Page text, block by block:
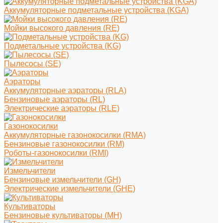
Аккумуляторные подметальные устройства (KGA)
Мойки высокого давления (RE)
Подметальные устройства (KG)
Пылесосы (SE)
Аэраторы
Аккумуляторные аэраторы (RLA)
Бензиновые аэраторы (RL)
Электрические аэраторы (RLE)
Газонокосилки
Аккумуляторные газонокосилки (RMA)
Бензиновые газонокосилки (RM)
Роботы-газонокосилки (RMI)
Измельчители
Бензиновые измельчители (GH)
Электрические измельчители (GHE)
Культиваторы
Бензиновые культиваторы (MH)